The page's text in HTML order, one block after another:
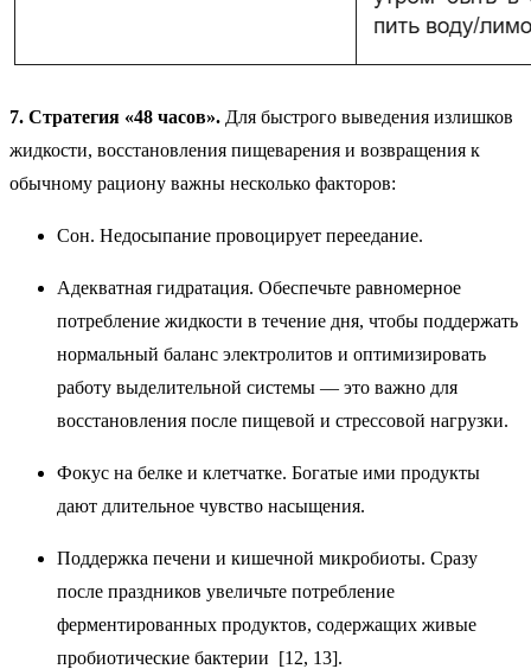
7. Стратегия «48 часов». Для быстрого выведения излишков
жидкости, восстановления пищеварения и возвращения к
обычному рациону важны несколько факторов:
Сон. Недосыпание провоцирует переедание.
Адекватная гидратация. Обеспечьте равномерное
потребление жидкости в течение дня, чтобы поддержать
нормальный баланс электролитов и оптимизировать
работу выделительной системы — это важно для
восстановления после пищевой и стрессовой нагрузки.
Фокус на белке и клетчатке. Богатые ими продукты
дают длительное чувство насыщения.
Поддержка печени и кишечной микробиоты. Сразу
после праздников увеличьте потребление
ферментированных продуктов, содержащих живые
пробиотические бактерии [12, 13].